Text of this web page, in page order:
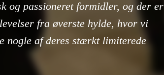
og passioneret formidler, og der er
fra øverste hylde, hvor vi
nogle af deres stærkt limiterede